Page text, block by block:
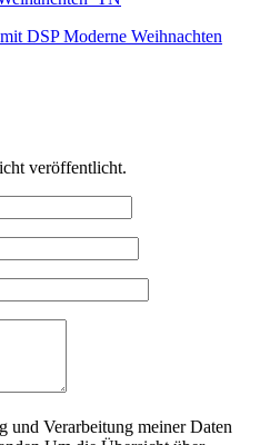
DSP Moderne Weihnachten
veröffentlicht.
und Verarbeitung meiner Daten